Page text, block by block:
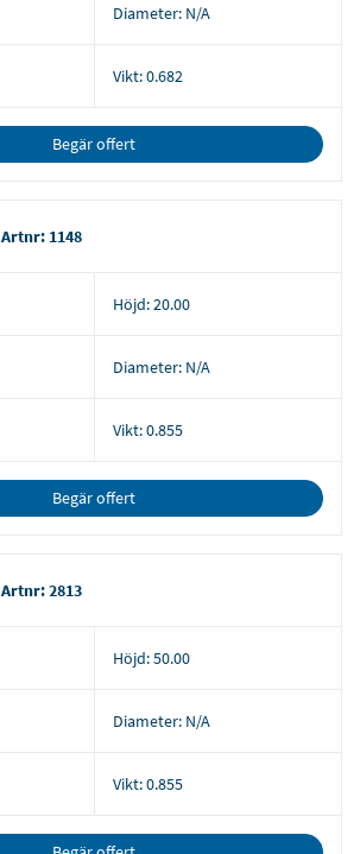
Diameter: N/A
Vikt:0.682
Begär offert
Artnr: 1148
Höjd:20.00
Diameter: N/A
Vikt:0.855
Begär offert
Artnr: 2813
Höjd:50.00
Diameter: N/A
Vikt:0.855